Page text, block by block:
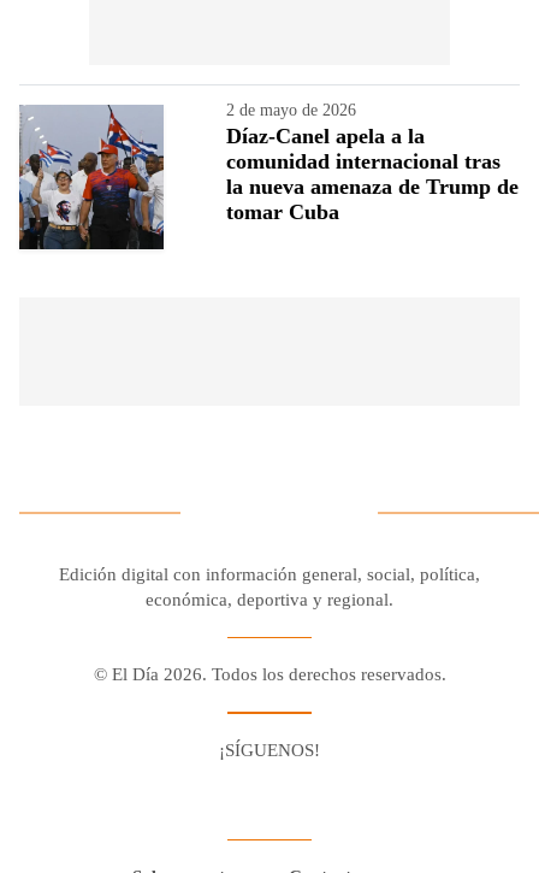
2 de mayo de 2026
Díaz-Canel apela a la
comunidad internacional tras
la nueva amenaza de Trump de
tomar Cuba
Edición digital con información general, social, política,
económica, deportiva y regional.
© El Día 2026. Todos los derechos reservados.
¡SÍGUENOS!